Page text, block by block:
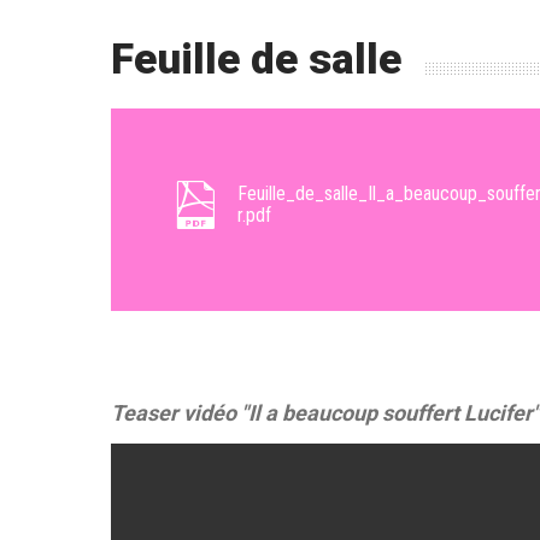
Feuille de salle
r.pdf
Teaser vidéo "Il a beaucoup souffert Lucifer"